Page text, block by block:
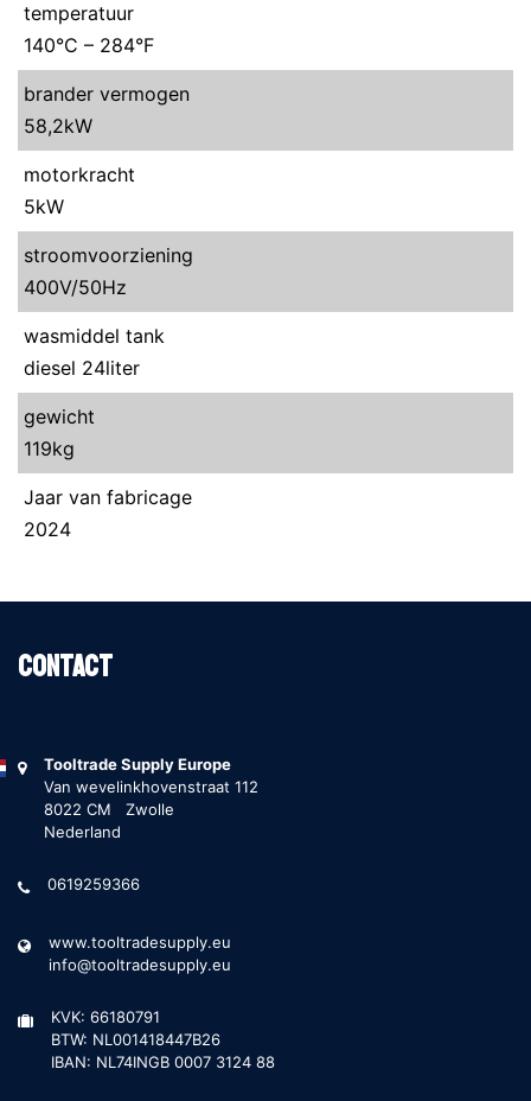
temperatuur
140°C – 284°F
brander vermogen
58,2kW
motorkracht
5kW
stroomvoorziening
400V/50Hz
wasmiddel tank
diesel 24liter
gewicht
119kg
Jaar van fabricage
2024
Contact
Tooltrade Supply Europe
Van wevelinkhovenstraat 112
8022 CM Zwolle
Nederland
0619259366
www.tooltradesupply.eu
info@tooltradesupply.eu
KVK: 66180791
BTW: NL001418447B26
IBAN: NL74INGB 0007 3124 88